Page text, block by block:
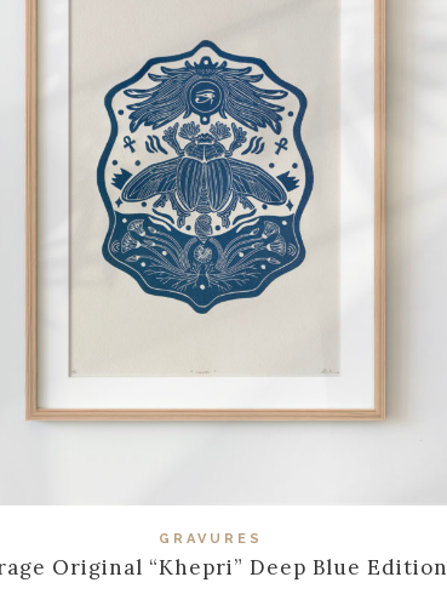
GRAVURES
Original “Khepri” Deep Blue Edition